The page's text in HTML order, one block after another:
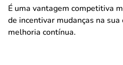
É uma vantagem competitiva
de incentivar mudanças na
melhoria contínua.